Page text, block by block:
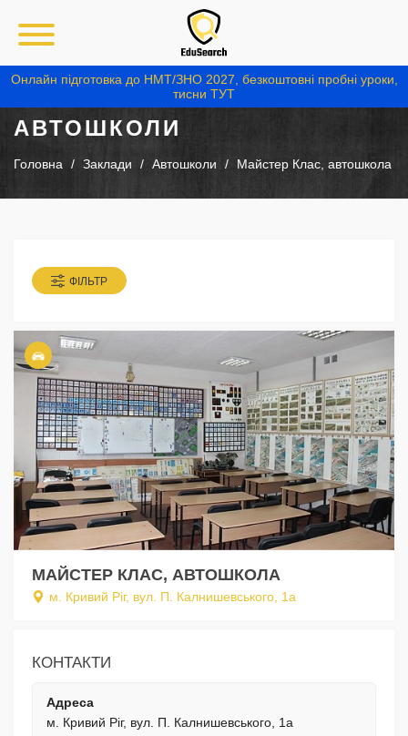
Онлайн підготовка до НМТ/ЗНО 2027, безкоштовні пробні уроки,
тисни ТУТ
АВТОШКОЛИ
Головна Заклади Автошколи Майстер Клас, автошкола
ФІЛЬТР
МАЙСТЕР КЛАС, АВТОШКОЛА
м. Кривий Ріг, вул. П. Калнишевського, 1а
КОНТАКТИ
Адреса
м. Кривий Ріг, вул. П. Калнишевського, 1а